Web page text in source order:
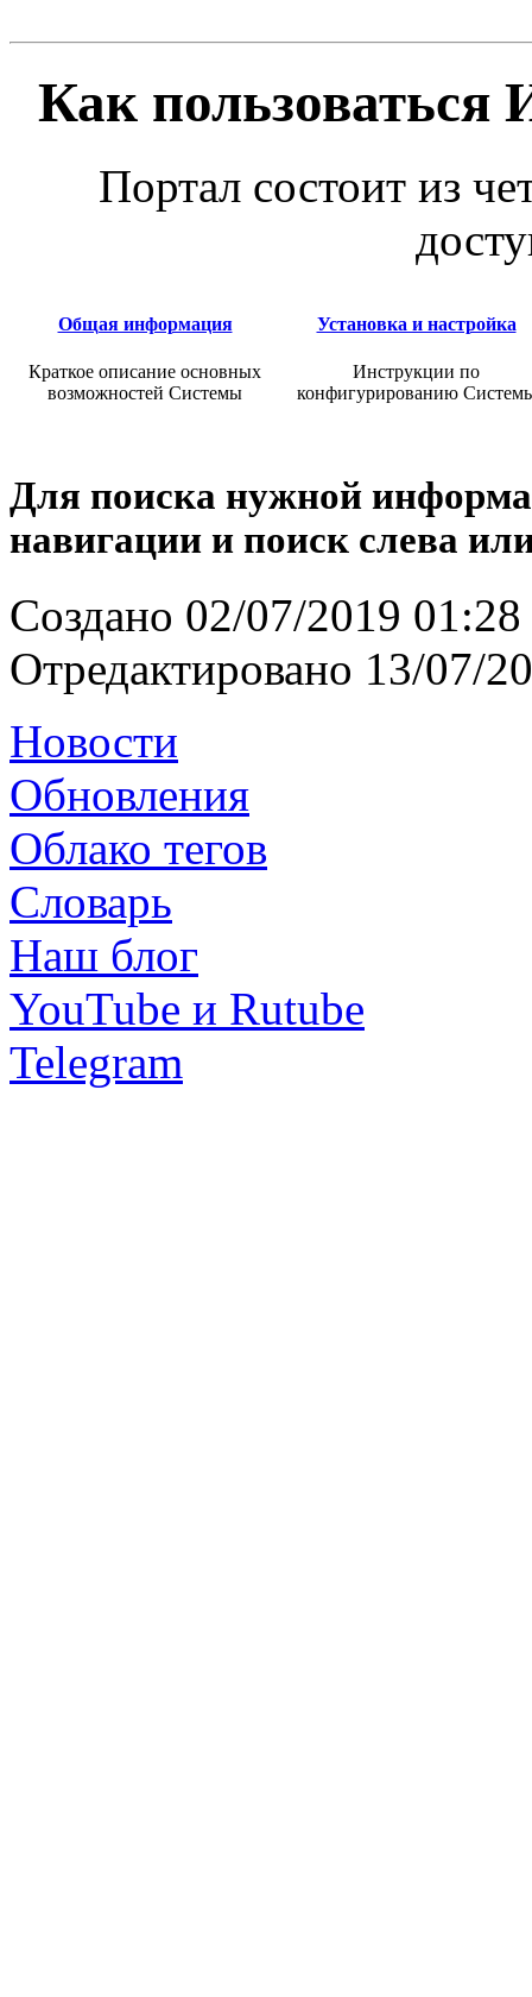
Как
Портал состоит из
Общая информация
Краткое описание основных
возможностей Системы
Установка и настройка
Инструкции по
конфигурированию
Для поиска нужной
навигации и поиск слева
Создано 02/07/2019 01:28
Отредактировано 13/07/
Новости
Обновления
Облако тегов
Словарь
Наш блог
YouTube и Rutube
Telegram